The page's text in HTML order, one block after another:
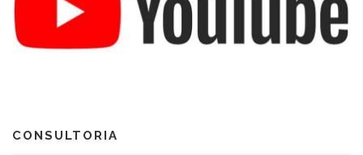
CONSULTORIA